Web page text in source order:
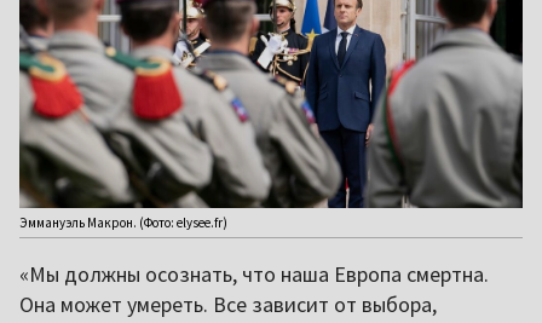
Эммануэль Макрон. (Фото: elysee.fr)
«Мы должны осознать, что наша Европа смертна.
Она может умереть. Все зависит от выбора,